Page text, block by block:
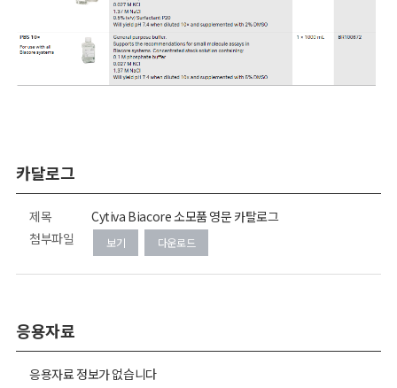
카달로그
제목
Cytiva Biacore 소모품 영문 카탈로그
첨부파일
보기 다운로드
응용자료
응용자료 정보가 없습니다